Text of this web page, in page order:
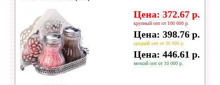
Цена: 372.67 р.
крупный опт от 100 000 р.
Цена: 398.76 р.
средний опт от 50 000 р.
Цена: 446.61 р.
мелкий опт от 10 000 р.